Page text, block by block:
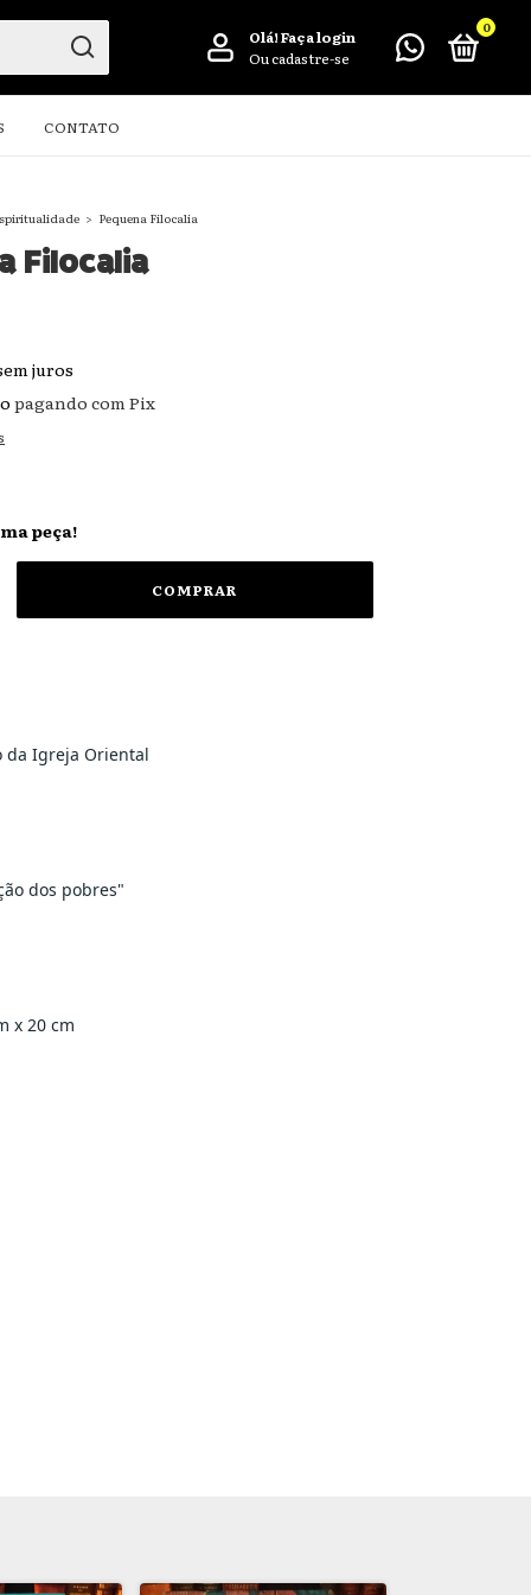
Olá!Faça login
Ou cadastre-se
0
CONTATO
> Pequena Filocalia
Filocalia
juros
pagando com Pix
peça!
da Igreja Oriental
dos pobres"
x 20 cm